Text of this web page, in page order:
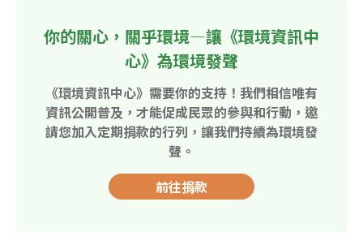
你的關心，關乎環境—讓《環境資訊中
心》為環境發聲
《環境資訊中心》需要你的支持！我們相信唯有
資訊公開普及，才能促成民眾的參與和行動，邀
請您加入定期捐款的行列，讓我們持續為環境發
聲。
前往捐款